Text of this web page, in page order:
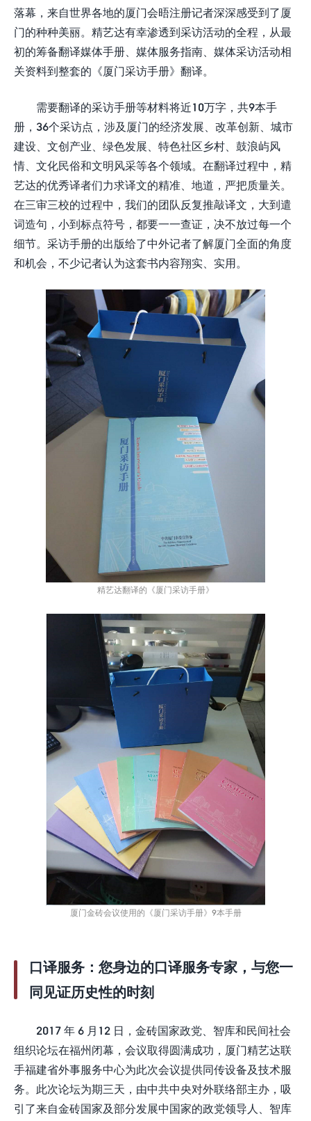
落幕，来自世界各地的厦门会晤注册记者深深感受到了厦
门的种种美丽。精艺达有幸渗透到采访活动的全程，从最
初的筹备翻译媒体手册、媒体服务指南、媒体采访活动相
关资料到整套的《厦门采访手册》翻译。
需要翻译的采访手册等材料将近10万字，共9本手
册，36个采访点，涉及厦门的经济发展、改革创新、城市
建设、文创产业、绿色发展、特色社区乡村、鼓浪屿风
情、文化民俗和文明风采等各个领域。在翻译过程中，精
艺达的优秀译者们力求译文的精准、地道，严把质量关。
在三审三校的过程中，我们的团队反复推敲译文，大到遣
词造句，小到标点符号，都要一一查证，决不放过每一个
细节。采访手册的出版给了中外记者了解厦门全面的角度
和机会，不少记者认为这套书内容翔实、实用。
精艺达翻译的《厦门采访手册》
厦门金砖会议使用的《厦门采访手册》9本手册
口译服务： 您身边的口译服务专家，与您一
同见证历史性的时刻
2017 年 6 月12 日，金砖国家政党、智库和民间社会
组织论坛在福州闭幕，会议取得圆满成功，厦门精艺达联
手福建省外事服务中心为此次会议提供同传设备及技术服
务。此次论坛为期三天，由中共中央对外联络部主办，吸
引了来自金砖国家及部分发展中国家的政党领导人、智库